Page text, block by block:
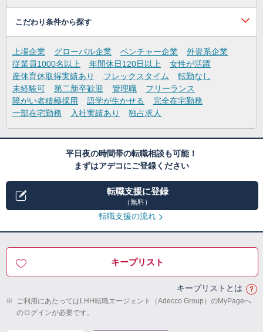
こだわり条件から探す
上場企業 グローバル企業 ベンチャー企業
外資系企業
従業員1000名以上
年間休日120日以上
女性が活躍
産休育休取得実績あり
フレックスタイム
転勤なし
未経験可
第二新卒歓迎 管理職
フリーランス
障がい者積極採用
語学が生かせる
完全在宅勤務
一部在宅勤務
入社実績あり 独占求人
平日夜の時間帯の転職相談も可能！
まずはアデコにご登録ください
転職支援に登録
（無料）
転職支援の流れ
キープリスト
キープリストとは
※ ご利用にあたってはLHH転職エージェント（Adecco Group）のMyPageへ
のログインが必要です。